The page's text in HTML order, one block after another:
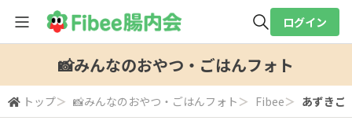
全体検索
検索
ログイン
📸みんなのおやつ・ごはんフォト
トップ＞ 📸みんなのおやつ・ごはんフォト ＞ Fibee＞ あずきご